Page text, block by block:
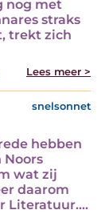
nog met
straks
trekt zich
Lees meer >
snelsonnet
hebben
Noors
wat zij
daarom
Literatuur.…